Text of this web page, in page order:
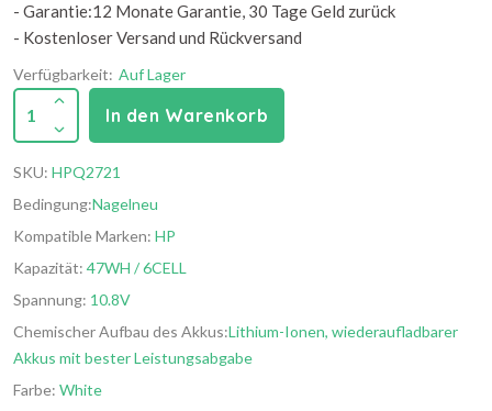
- Garantie:12 Monate Garantie, 30 Tage Geld zurück
- Kostenloser Versand und Rückversand
Verfügbarkeit: Auf Lager
1 In den Warenkorb
SKU: HPQ2721
Bedingung:Nagelneu
Kompatible Marken: HP
Kapazität: 47WH / 6CELL
Spannung: 10.8V
Chemischer Aufbau des Akkus:Lithium-Ionen, wiederaufladbarer
Akkus mit bester Leistungsabgabe
Farbe: White